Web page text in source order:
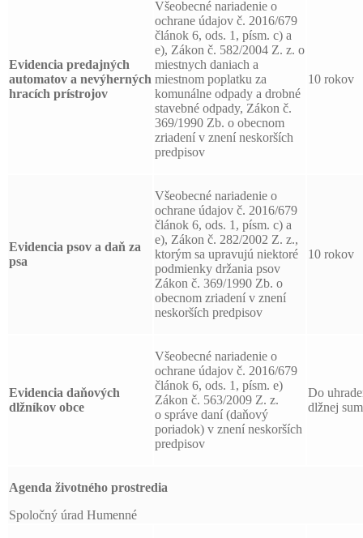
Evidencia predajných
automatov a nevýherných
hracích prístrojov
Všeobecné nariadenie o
ochrane údajov č. 2016/679
článok 6, ods. 1, písm. c) a
e), Zákon č. 582/2004 Z. z. o
miestnych daniach a
miestnom poplatku za
komunálne odpady a drobné
stavebné odpady, Zákon č.
369/1990 Zb. o obecnom
zriadení v znení neskorších
predpisov
10 rokov
Evidencia psov a daň za
psa
Všeobecné nariadenie o
ochrane údajov č. 2016/679
článok 6, ods. 1, písm. c) a
e), Zákon č. 282/2002 Z. z.,
ktorým sa upravujú niektoré
podmienky držania psov
Zákon č. 369/1990 Zb. o
obecnom zriadení v znení
neskorších predpisov
10 rokov
Evidencia daňových
dlžníkov obce
Všeobecné nariadenie o
ochrane údajov č. 2016/679
článok 6, ods. 1, písm. e)
Zákon č. 563/2009 Z. z.
o správe daní (daňový
poriadok) v znení neskorších
predpisov
Do
dlžnej
Agenda životného prostredia
Spoločný úrad Humenné